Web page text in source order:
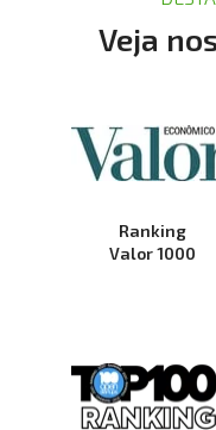
Veja
Ranking
Valor 1000